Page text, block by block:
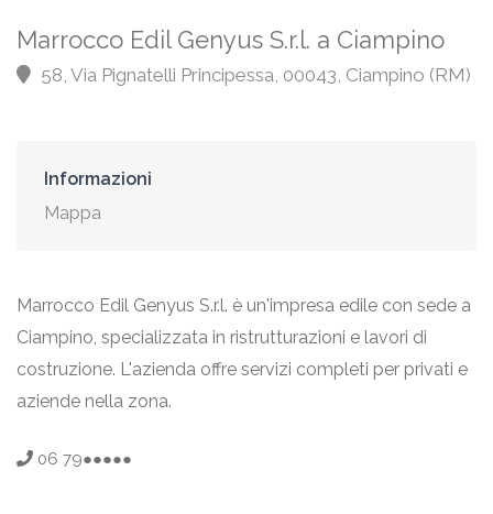
Marrocco Edil Genyus S.r.l. a Ciampino
58, Via Pignatelli Principessa, 00043, Ciampino (RM)
Informazioni
Mappa
Marrocco Edil Genyus S.r.l. è un'impresa edile con sede a
Ciampino, specializzata in ristrutturazioni e lavori di
costruzione. L'azienda offre servizi completi per privati e
aziende nella zona.
06 79●●●●●